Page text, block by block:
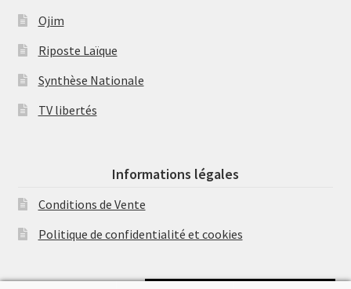
Ojim
Riposte Laïque
Synthèse Nationale
TV libertés
Informations légales
Conditions de Vente
Politique de confidentialité et cookies